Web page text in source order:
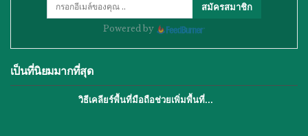
สมัครสมาชิก
Powered by
เป็นที่นิยมมากที่สุด
วิธีเคลียร์พื้นที่มือถือช่วยเพิ่มพื้นที่…